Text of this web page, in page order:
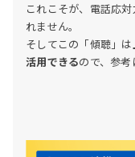
これこそが、電話応
れません。
そしてこの「傾聴」は
活用できるので、参考